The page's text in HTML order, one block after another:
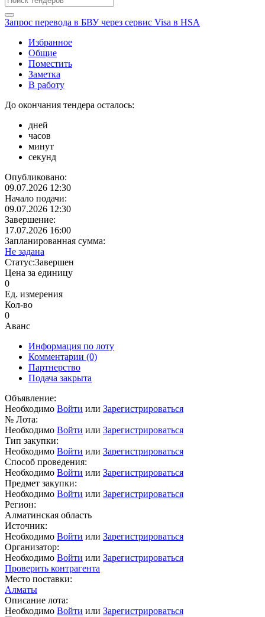
Запрос перевода в БВУ через сервис Visa в HSA
Избранное
Общие
Поместить
Заметка
В работу
До окончания тендера осталось:
дней
часов
минут
секунд
Опубликовано:
09.07.2026 12:30
Начало подачи:
09.07.2026 12:30
Завершение:
17.07.2026 16:00
Запланированная сумма:
Не задана
Статус:Завершен
Цена за единицу
0
Ед. измерения
Кол-во
0
Аванс
Информация по лоту
Комментарии (0)
Партнерство
Подача закрыта
Объявление:
Необходимо Войти или Зарегистрироваться
№ Лота:
Необходимо Войти или Зарегистрироваться
Тип закупки:
Необходимо Войти или Зарегистрироваться
Способ проведения:
Необходимо Войти или Зарегистрироваться
Предмет закупки:
Необходимо Войти или Зарегистрироваться
Регион:
Алматинская область
Источник:
Необходимо Войти или Зарегистрироваться
Организатор:
Необходимо Войти или Зарегистрироваться
Проверить контрагента
Место поставки:
Алматы
Описание лота:
Необходимо Войти или Зарегистрироваться